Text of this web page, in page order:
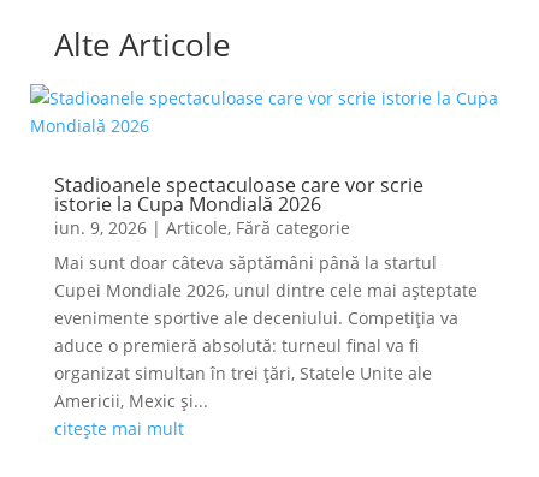
Alte Articole
Stadioanele spectaculoase care vor scrie
istorie la Cupa Mondială 2026
iun. 9, 2026| Articole, Fără categorie
Mai sunt doar câteva săptămâni până la startul
Cupei Mondiale 2026, unul dintre cele mai așteptate
evenimente sportive ale deceniului. Competiția va
aduce o premieră absolută: turneul final va fi
organizat simultan în trei țări, Statele Unite ale
Americii, Mexic și...
citește mai mult